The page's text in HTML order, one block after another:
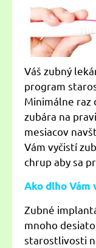
Váš zubný
program
Minimálne raz
zubára na
mesiacov
Vám vyčistí
chrup aby sa
Ako dlho Vám
Zubné
mnoho
starostlivosti